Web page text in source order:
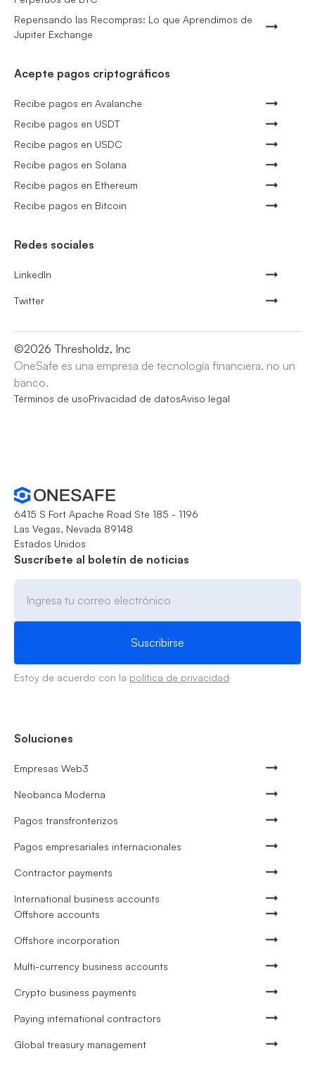
Repensando las Recompras: Lo que Aprendimos de
Jupiter Exchange
Acepte pagos criptográficos
Recibe pagos en Avalanche
Recibe pagos en USDT
Recibe pagos en USDC
Recibe pagos en Solana
Recibe pagos en Ethereum
Recibe pagos en Bitcoin
Redes sociales
LinkedIn
Twitter
©2026 Thresholdz, Inc
OneSafe es una empresa de tecnología financiera, no un
banco.
Términos de usoPrivacidad de datosAviso legal
6415 S Fort Apache Road Ste 185 - 1196
Las Vegas, Nevada 89148
Estados Unidos
Suscríbete al boletín de noticias
Estoy de acuerdo con la política de privacidad
Soluciones
Empresas Web3
Neobanca Moderna
Pagos transfronterizos
Pagos empresariales internacionales
Contractor payments
International business accounts
Offshore accounts
Offshore incorporation
Multi-currency business accounts
Crypto business payments
Paying international contractors
Global treasury management